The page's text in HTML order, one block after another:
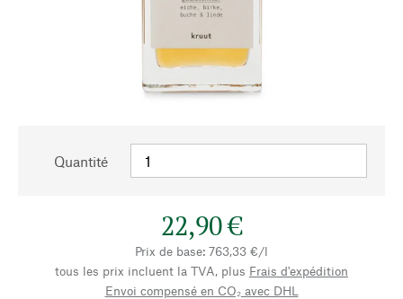
Quantité
22,90 €
Prix de base: 763,33 €/l
tous les prix incluent la TVA, plus Frais d'expédition
Envoi compensé en CO₂ avec DHL